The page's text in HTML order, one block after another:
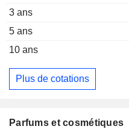
3 ans
5 ans
10 ans
Plus de cotations
Parfums et cosmétiques